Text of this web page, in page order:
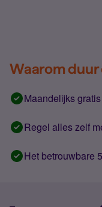
Waarom duur
Maandelijks
Regel alles zelf
Het betrouwbare